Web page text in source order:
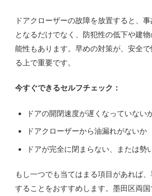
ドアクローザーの故障を放置すると、
となるだけでなく、防犯性の低下や建
能性もあります。早めの対策が、安全
る上で重要です。
今すぐできるセルフチェック：
ドアの開閉速度が遅くなっていない
ドアクローザーから油漏れがないか
ドアが完全に閉まらない、または勢
もし一つでも当てはまる項目があれば
することをおすすめします。墨田区両